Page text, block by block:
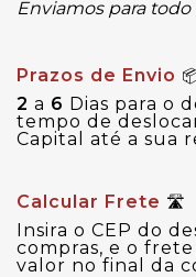
Enviamos para
Prazos de Envio
2 a 6 Dias para o
tempo de
Capital até a sua
Calcular Frete 🛣
Insira o CEP do
compras, e o
valor no final da